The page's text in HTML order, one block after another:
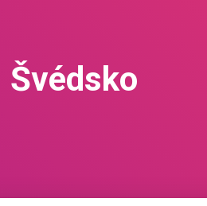
Švédsko